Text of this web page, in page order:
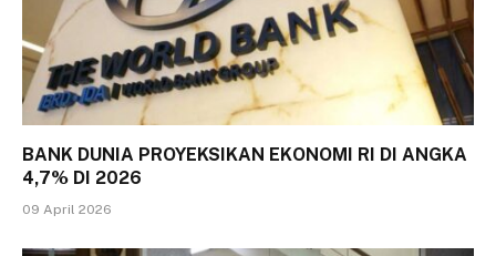
BANK DUNIA PROYEKSIKAN EKONOMI RI DI ANGKA
4,7% DI 2026
09 April 2026